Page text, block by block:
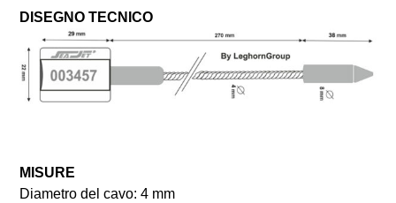
DISEGNO TECNICO
MISURE
Diametro del cavo: 4 mm